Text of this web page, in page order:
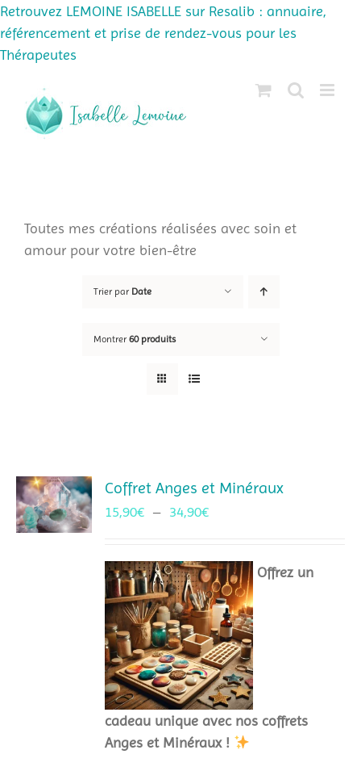
Retrouvez LEMOINE ISABELLE sur Resalib : annuaire,
référencement et prise de rendez-vous pour les
Thérapeutes
contenu
Toutes mes créations réalisées avec soin et
amour pour votre bien-être
Trier par Date
Montrer 60 produits
Coffret Anges et Minéraux
15,90€ – 34,90€Plage
15,90€
à
34,90€
Offrez un
cadeau unique avec nos coffrets
Anges et Minéraux !